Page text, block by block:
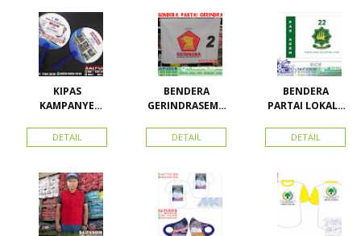
KIPAS
KAMPANYE
DETAIL
BENDERA
GERINDRASEMU
DETAIL
BENDERA
PARTAI LOKAL /
ACEH
DETAIL